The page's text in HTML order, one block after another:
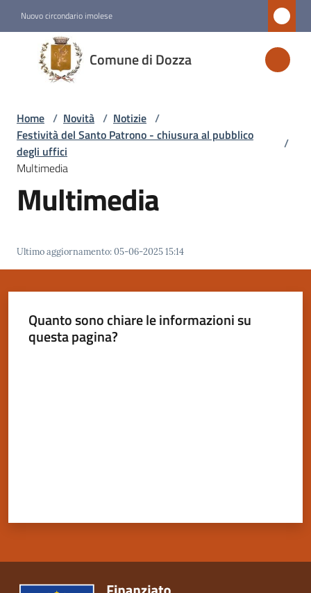
Nuovo circondario imolese
Comune di Dozza
Comune
di
Dozza
Amministrazione
Novità
Menu selezionato
Dozza
su
Home / Novità / Notizie /
Festività del Santo Patrono - chiusura al pubblico
degli uffici
/
Multimedia
Multimedia
Ultimo aggiornamento:05-06-2025 15:14
Quanto sono chiare le informazioni su
questa pagina?